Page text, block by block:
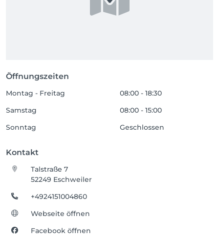
Öffnungszeiten
Montag - Freitag
08:00 - 18:30
Samstag
08:00 - 15:00
Sonntag
Geschlossen
Kontakt
Talstraße 7
52249 Eschweiler
+4924151004860
Webseite öffnen
Facebook öffnen